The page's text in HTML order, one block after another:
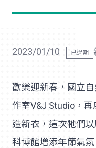
2023/01/10
歡樂迎新春，國立
作室V&J Studio，
造新衣，這次牠們
科博館增添年節氣